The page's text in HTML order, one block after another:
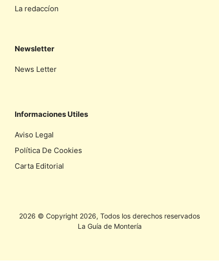
La redaccíon
Newsletter
News Letter
Informaciones Utiles
Aviso Legal
Política De Cookies
Carta Editorial
2026 © Copyright 2026, Todos los derechos reservados
La Guía de Montería